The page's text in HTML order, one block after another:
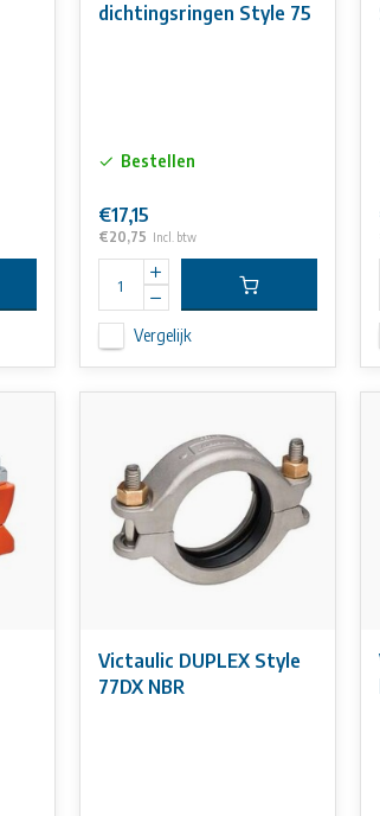
dichtingsringen Style 75
Bestellen
€17,15
€20,75 Incl. btw
Vergelijk
Victaulic DUPLEX Style
77DX NBR